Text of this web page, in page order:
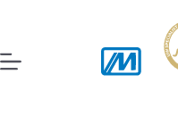
inhoud